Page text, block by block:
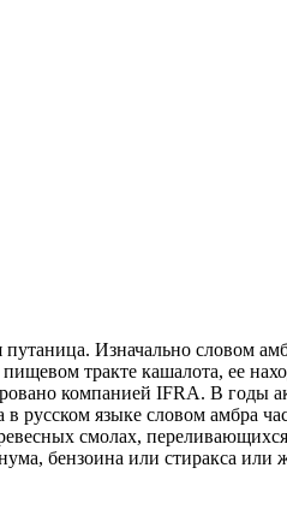
Изначально словом
тракте кашалота, ее
компанией IFRA. В годы
русском языке словом амбра
смолах, переливающихся
бензоина или стиракса или